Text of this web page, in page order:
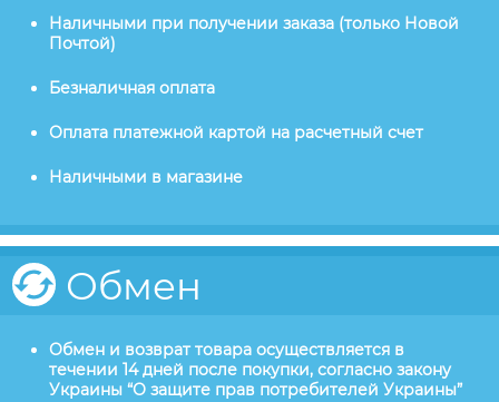
Наличными при получении заказа (только Новой
Почтой)
Безналичная оплата
Оплата платежной картой на расчетный счет
Наличными в магазине
Обмен
Обмен и возврат товара осуществляется в
течении 14 дней после покупки, согласно закону
Украины “О защите прав потребителей Украины”